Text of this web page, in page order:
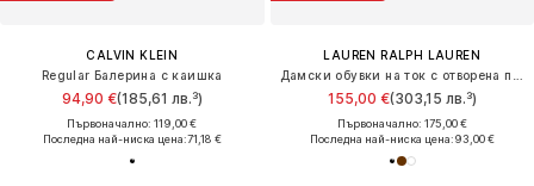
CALVIN KLEIN
Regular Балерина с каишка
94,90 €(185,61 лв.³)
Първоначално: 119,00 €
Последна най-ниска цена:71,18 €
LAUREN RALPH LAUREN
Дамски обувки на ток с отворена пета 'KLAIRE'
155,00 €(303,15 лв.³)
Първоначално: 175,00 €
Последна най-ниска цена:93,00 €